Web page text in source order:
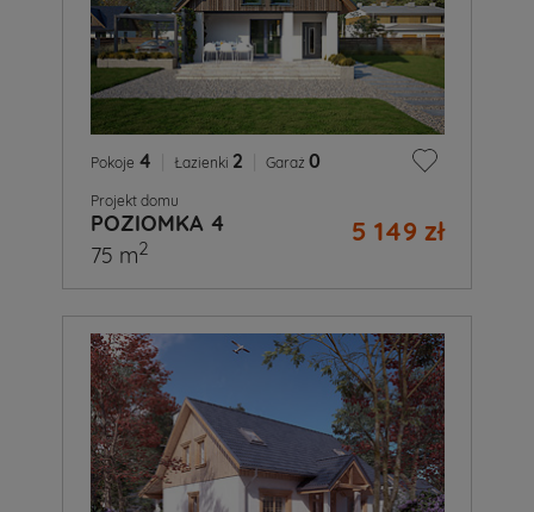
Pokoje 4 Łazienki 2 Garaż 0
Projekt domu
POZIOMKA 4 5 149 zł
75 m2